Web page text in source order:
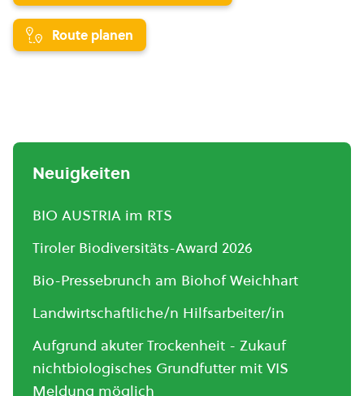
Route planen
Neuigkeiten
BIO AUSTRIA im RTS
Tiroler Biodiversitäts-Award 2026
Bio-Pressebrunch am Biohof Weichhart
Landwirtschaftliche/n Hilfsarbeiter/in
Aufgrund akuter Trockenheit - Zukauf
nichtbiologisches Grundfutter mit VIS
Meldung möglich